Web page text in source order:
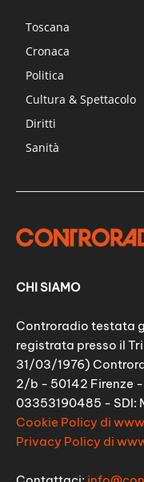
Toscana
Cronaca
Politica
Cultura & Spettacolo
Diritti
Sanità
CHI SIAMO
Controradio testata
registrata presso il
31/03/1976)
2/b - 50142 Firenze
03353190485 - SDI:
Cookie Policy di
Privacy Policy di